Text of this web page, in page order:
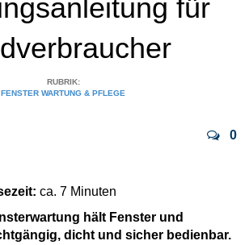
Fenster
Holz
Holz-Alu
Holz
Montagematerial
Anleitungen
für
RUBRIK:
FENSTER WARTUNG & PFLEGE
0
ca. 7 Minuten
hält Fenster und
dicht und sicher bedienbar.